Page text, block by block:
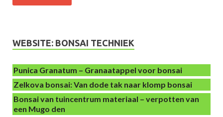
WEBSITE: BONSAI TECHNIEK
Punica Granatum – Granaatappel voor bonsai
Zelkova bonsai: Van dode tak naar klomp bonsai
Bonsai van tuincentrum materiaal – verpotten van
een Mugo den